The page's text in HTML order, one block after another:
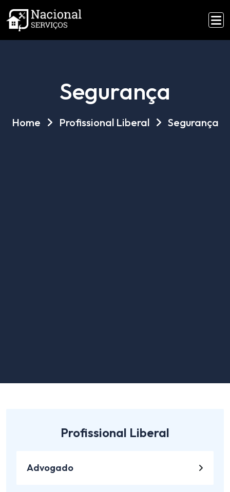
Segurança
Home Profissional Liberal Segurança
Profissional Liberal
Advogado